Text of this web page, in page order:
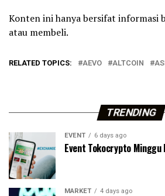
Konten ini hanya bersifat informasi
atau membeli.
RELATED TOPICS: AEVO ALTCOIN
TRENDING
EVENT 6 days ago
Event Tokocrypto Minggu
MARKET 4 days ago